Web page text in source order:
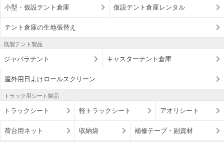
小型・仮設テント倉庫 仮設テント倉庫レンタル
テント倉庫の生地張替え
既製テント製品
ジャバラテント キャスターテント倉庫
屋外用日よけロールスクリーン
トラック用シート製品
トラックシート 軽トラックシート アオリシート
荷台用ネット 収納袋 補修テープ・副資材